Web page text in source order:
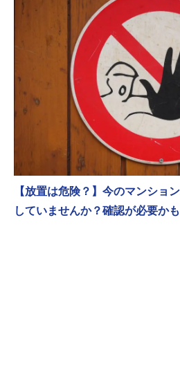
【放置は危険？】今のマンショ
していませんか？確認が必要か